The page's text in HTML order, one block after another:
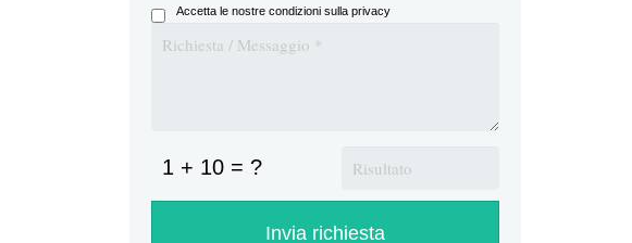
Accetta le nostre condizioni sulla privacy